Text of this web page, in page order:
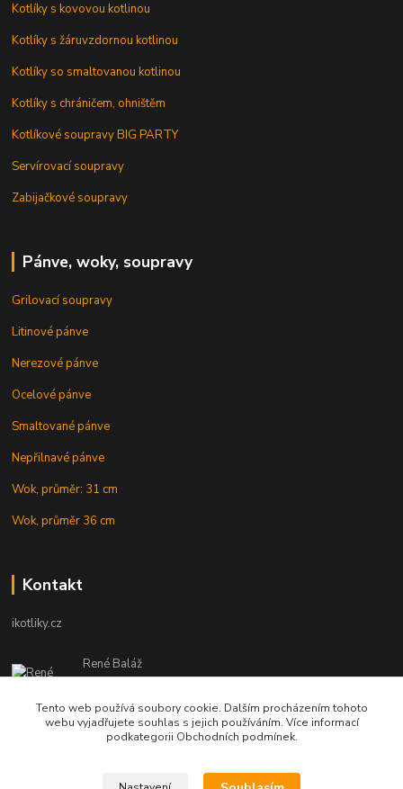
Kotlíky s kovovou kotlinou
Kotlíky s žáruvzdornou kotlinou
Kotlíky so smaltovanou kotlinou
Kotlíky s chráničem, ohništěm
Kotlíkové soupravy BIG PARTY
Servírovací soupravy
Zabijačkové soupravy
Pánve, woky, soupravy
Grilovací soupravy
Litinové pánve
Nerezové pánve
Ocelové pánve
Smaltované pánve
Nepřilnavé pánve
Wok, průměr: 31 cm
Wok, průměr 36 cm
Kontakt
ikotliky.cz
René Baláž
Eshop: +421 902 212 007
od 8:00 - do 16:00 hod
info@ikotliky.cz
Tento web používá soubory cookie. Dalším procházením tohoto
webu vyjadřujete souhlas s jejich používáním. Více informací
podkategorii Obchodních podmínek.